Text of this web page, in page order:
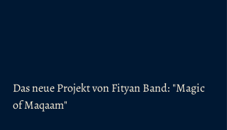
Das neue Projekt von Fityan Band: "Magic
of Maqaam"